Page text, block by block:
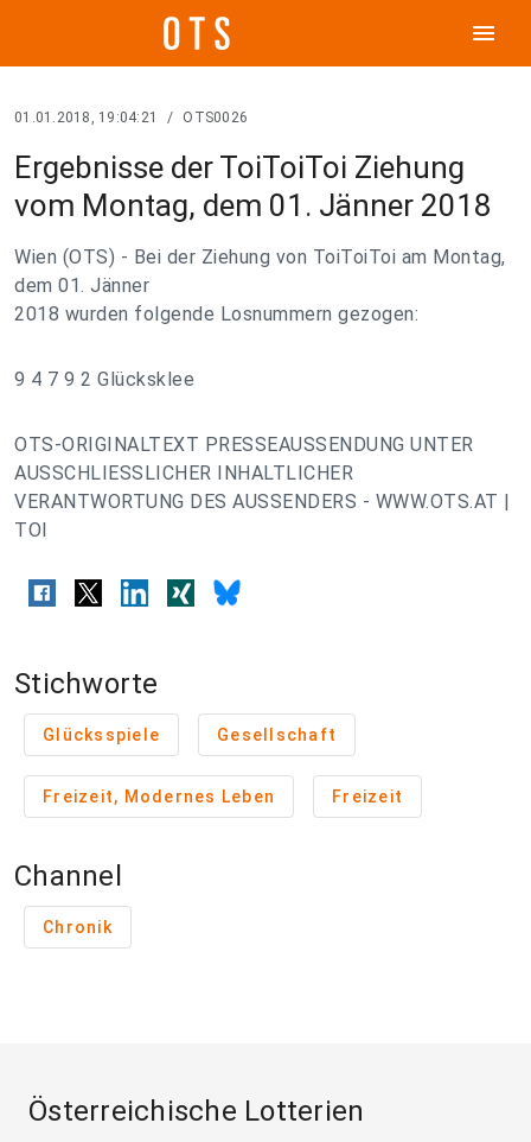
menu
01.01.2018, 19:04:21 / OTS0026
Ergebnisse der ToiToiToi Ziehung
vom Montag, dem 01. Jänner 2018
Wien (OTS) - Bei der Ziehung von ToiToiToi am Montag,
dem 01. Jänner
2018 wurden folgende Losnummern gezogen:
9 4 7 9 2 Glücksklee
OTS-ORIGINALTEXT PRESSEAUSSENDUNG UNTER
AUSSCHLIESSLICHER INHALTLICHER
VERANTWORTUNG DES AUSSENDERS - WWW.OTS.AT |
TOI
Stichworte
Glücksspiele Gesellschaft
Freizeit, Modernes Leben Freizeit
Channel
Chronik
Österreichische Lotterien